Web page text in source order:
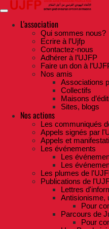
Skip
to
contentL'association
Qui sommes nous?
Ecrire à l’Ujfp
Contactez-nous
Adhérer à l’UJFP
Faire un don à
Nos amis
Associations
Collectifs
Maisons
Sites, blogs
Nos actions
Les communiqués
Appels signés par
Appels et
Les événements
Les
Les
Les plumes de
Publications de
Lettres
Antisionisme,
Pour
Parcours de
Pour